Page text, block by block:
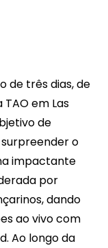
de três dias, de
em Las
de
o
impactante
por
dando
ao vivo com
Ao longo da